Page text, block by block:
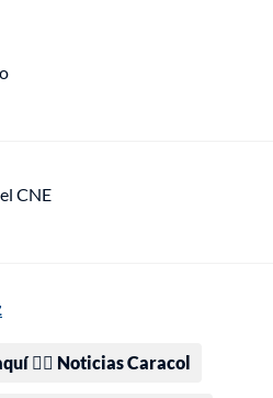
CNE
👉🏻 Noticias Caracol